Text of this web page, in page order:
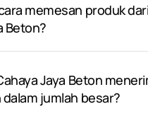
memesan produk
Beton?
Jaya Beton
jumlah besar?